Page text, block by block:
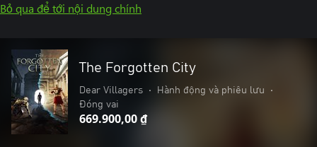
Bỏ qua để tới nội dung chính
The Forgotten City
Dear Villagers • Hành động và phiêu lưu
•
Đóng vai
669.900,00 ₫